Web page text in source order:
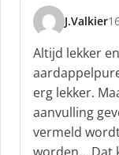
f
:
J.Valkier
s
c
h
r
e
e
f
Altijd lekker
erg lekker.
aanvulling
vermeld
worden… Dat